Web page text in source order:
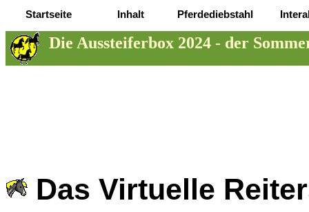
Startseite Inhalt Pferdediebstahl
Die Aussteiferbox 2024 - der
Das Virtuelle